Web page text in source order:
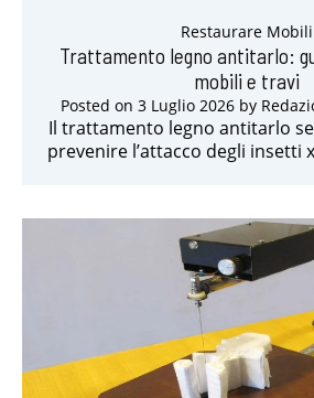
Restaurare Mobili
Trattamento legno antitarlo:
mobili e travi
Posted on 3 Luglio 2026 by
Il trattamento legno antitarlo
prevenire l’attacco degli insetti